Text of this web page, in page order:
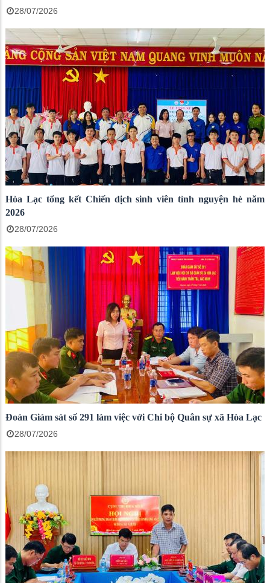
28/07/2026
Hòa Lạc tổng kết Chiến dịch sinh viên tình nguyện hè năm
2026
28/07/2026
Đoàn Giám sát số 291 làm việc với Chi bộ Quân sự xã Hòa Lạc
28/07/2026